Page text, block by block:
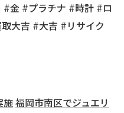
金 #プラチナ #時計 #ロ
大吉 #大吉 #リサイク
施福岡市南区でジュエリ